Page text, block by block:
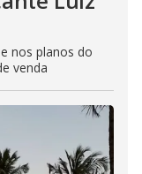
nos planos do
venda